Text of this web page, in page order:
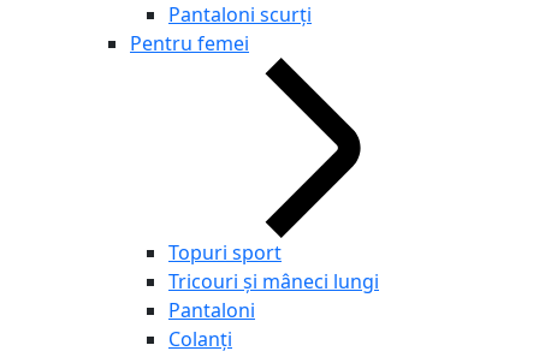
Pantaloni scurţi
Pentru femei
Topuri sport
Tricouri și mâneci lungi
Pantaloni
Colanți